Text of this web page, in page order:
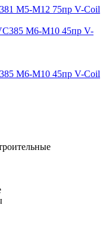
М5-М12 75пр V-Coil
М6-М10 45пр V-Coil